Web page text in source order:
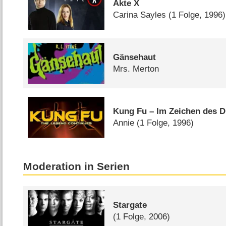
Akte X
Carina Sayles (1 Folge, 1996)
Gänsehaut
Mrs. Merton
Kung Fu – Im Zeichen des
Annie (1 Folge, 1996)
Moderation in Serien
Stargate
(1 Folge, 2006)